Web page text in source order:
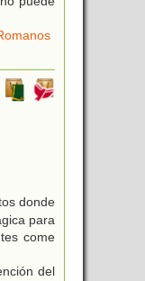
donde
para
come
del